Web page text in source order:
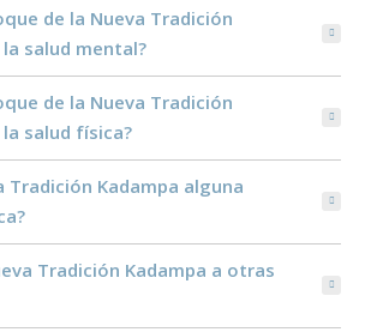
de la Nueva Tradición
salud mental?
de la Nueva Tradición
salud física?
Tradición Kadampa alguna
Tradición Kadampa a otras